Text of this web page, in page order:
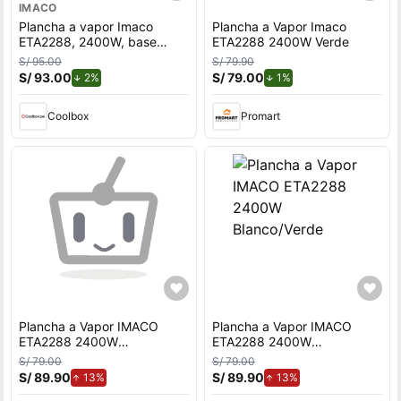
IMACO
Plancha a vapor Imaco
ETA2288, 2400W, base
nano cerámica, extra vapor,
autolimpieza
S/ 95.00
S/ 93.00 2%
Coolbox
Plancha a Vapor Imaco
ETA2288 2400W Verde
S/ 79.90
S/ 79.00 1%de descuento.
Promart
Plancha a Vapor IMACO
ETA2288 2400W
Blanco/Verde
S/ 79.00
S/ 89.90 13%
Plancha a Vapor IMACO
ETA2288 2400W
Blanco/Verde
S/ 79.00
S/ 89.90 13%de aumento.